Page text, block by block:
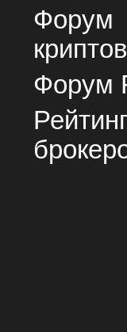
Форум
Форум